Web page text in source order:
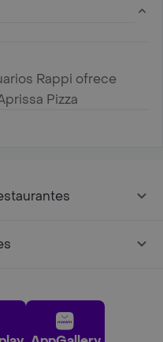
Rappi ofrece
Pizza